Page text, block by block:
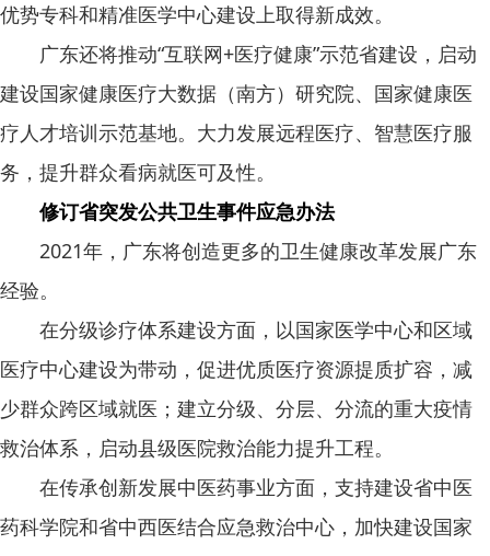
优势专科和精准医学中心建设上取得新成效。
广东还将推动“互联网+医疗健康”示范省建设，启动
建设国家健康医疗大数据（南方）研究院、国家健康医
疗人才培训示范基地。大力发展远程医疗、智慧医疗服
务，提升群众看病就医可及性。
修订省突发公共卫生事件应急办法
2021年，广东将创造更多的卫生健康改革发展广东
经验。
在分级诊疗体系建设方面，以国家医学中心和区域
医疗中心建设为带动，促进优质医疗资源提质扩容，减
少群众跨区域就医；建立分级、分层、分流的重大疫情
救治体系，启动县级医院救治能力提升工程。
在传承创新发展中医药事业方面，支持建设省中医
药科学院和省中西医结合应急救治中心，加快建设国家